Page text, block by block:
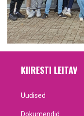
KIIRESTI LEITAV
Uudised
Dokumendid